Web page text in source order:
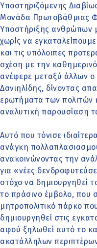
Υποστηριζόμενης
Μονάδα Πρωτοβάθμιας
Υποστήριξης ανθρώπων
χωρίς να
και τις υπόλοιπες
σχέση με την
ανέφερε μεταξύ άλλων ο
Δανιηλίδης, δίνοντας
ερωτήματα των πολιτών
αναλυτική παρουσίαση
Αυτό που τόνισε
ανάγκη
ανακοινώνοντας την
για «νέες
στόχο να δημιουργηθεί
το πράσινο έμβολο, που
μητροπολιτικό πάρκο
δημιουργηθεί στις
αφού ξηλωθεί αυτό το
ακατάλληλων